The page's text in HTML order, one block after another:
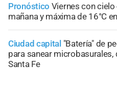
Pronóstico Viernes con
mañana y máxima de 16°C
Ciudad capital "Batería" de
para sanear microbasurales,
Santa Fe